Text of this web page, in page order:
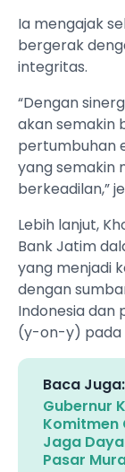
Ia mengajak
bergerak
integritas.
“Dengan
akan semakin
pertumbuhan
yang semakin
berkeadilan,”
Lebih lanjut,
Bank Jatim
yang menjadi
dengan
Indonesia dan
(y-on-y) pada
Baca Juga:
Gubernur
Komitmen
Jaga
Pasar